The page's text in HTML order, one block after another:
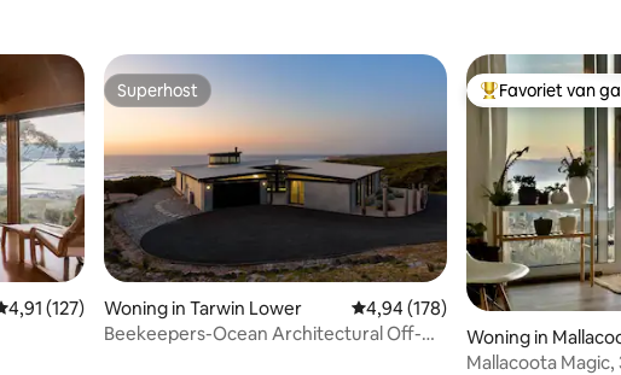
beoordeling van 4,91 uit 5, 127 recensies
4,91 (127)
Superhost
Superhost
Woning in Tarwin Lower Gemiddelde beoordeling van
4,94 (178)
Beekeepers-Ocean Architectural Off-
Topfavoriet van
Favoriet van
Woning in
Mallacoota